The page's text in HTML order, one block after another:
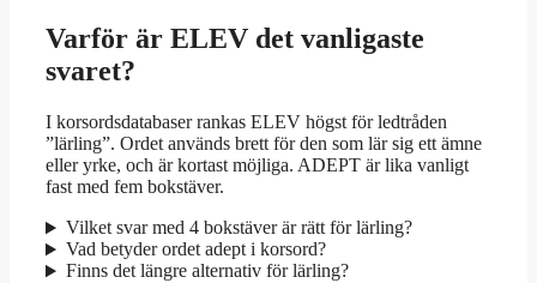
Varför är ELEV det vanligaste
svaret?
I korsordsdatabaser rankas ELEV högst för ledtråden
”lärling”. Ordet används brett för den som lär sig ett ämne
eller yrke, och är kortast möjliga. ADEPT är lika vanligt
fast med fem bokstäver.
Vilket svar med 4 bokstäver är rätt för lärling?
Vad betyder ordet adept i korsord?
Finns det längre alternativ för lärling?